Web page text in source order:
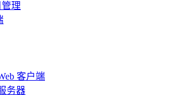
理
客户端
务器